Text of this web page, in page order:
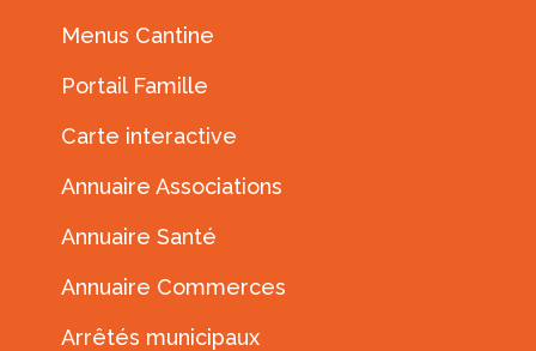
Menus Cantine
Portail Famille
Carte interactive
Annuaire Associations
Annuaire Santé
Annuaire Commerces
Arrêtés municipaux